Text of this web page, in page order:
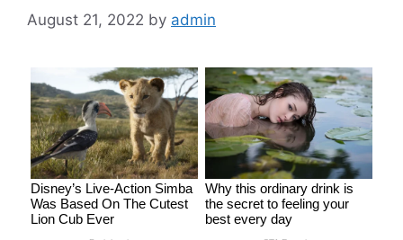
August 21, 2022 by admin